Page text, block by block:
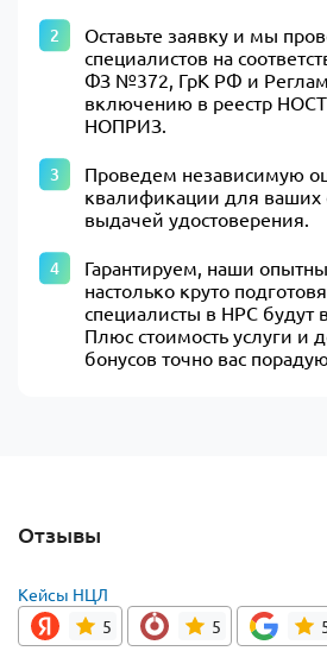
Оставьте заявку и мы
специалистов на
ФЗ №372, ГрК РФ и
включению в реестр
НОПРИЗ.
Проведем независимую
квалификации для ваших
выдачей удостоверения.
Гарантируем, наши
настолько круто
специалисты в НРС будут
Плюс стоимость услуги и
бонусов точно вас
Отзывы
Кейсы НЦЛ
5
5